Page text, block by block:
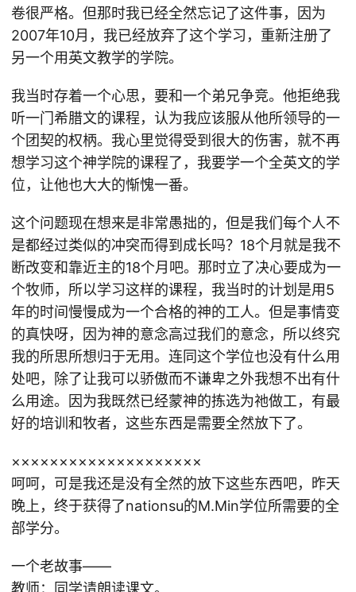
卷很严格。但那时我已经全然忘记了这件事，因为
2007年10月，我已经放弃了这个学习，重新注册了
另一个用英文教学的学院。
我当时存着一个心思，要和一个弟兄争竞。他拒绝我
听一门希腊文的课程，认为我应该服从他所领导的一
个团契的权柄。我心里觉得受到很大的伤害，就不再
想学习这个神学院的课程了，我要学一个全英文的学
位，让他也大大的惭愧一番。
这个问题现在想来是非常愚拙的，但是我们每个人不
是都经过类似的冲突而得到成长吗？18个月就是我不
断改变和靠近主的18个月吧。那时立了决心要成为一
个牧师，所以学习这样的课程，我当时的计划是用5
年的时间慢慢成为一个合格的神的工人。但是事情变
的真快呀，因为神的意念高过我们的意念，所以终究
我的所思所想归于无用。连同这个学位也没有什么用
处吧，除了让我可以骄傲而不谦卑之外我想不出有什
么用途。因为我既然已经蒙神的拣选为祂做工，有最
好的培训和牧者，这些东西是需要全然放下了。
××××××××××××××××××××
呵呵，可是我还是没有全然的放下这些东西吧，昨天
晚上，终于获得了nationsu的M.Min学位所需要的全
部学分。
一个老故事——
教师：同学请朗读课文。